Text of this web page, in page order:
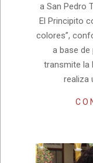
a San Pedro
El Principito
colores”,
a base de
transmite la
realiza